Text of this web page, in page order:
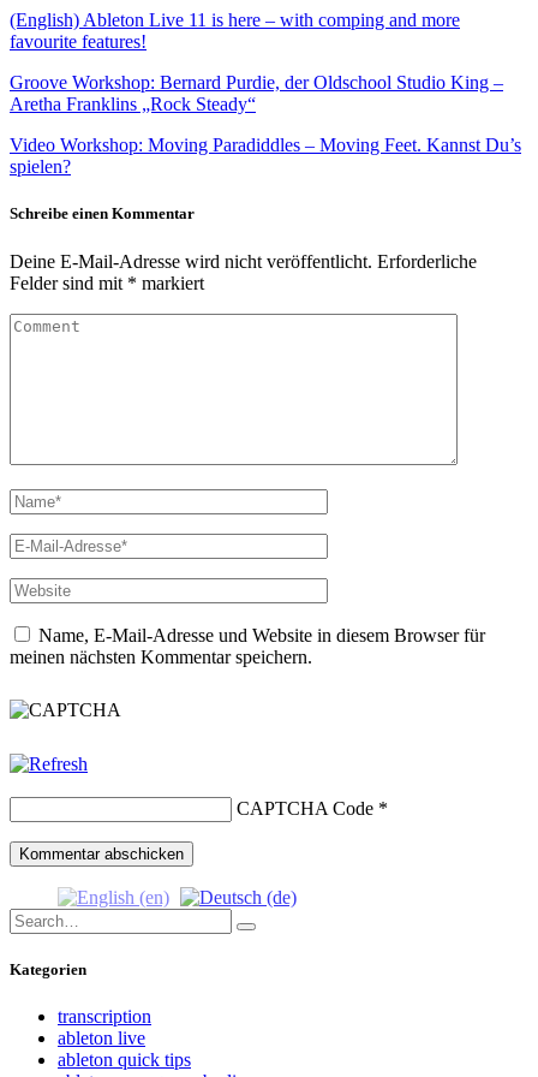
(English) Ableton Live 11 is here – with comping and more
favourite features!
Groove Workshop: Bernard Purdie, der Oldschool Studio King –
Aretha Franklins „Rock Steady“
Video Workshop: Moving Paradiddles – Moving Feet. Kannst Du’s
spielen?
Schreibe einen Kommentar
Deine E-Mail-Adresse wird nicht veröffentlicht. Erforderliche
Felder sind mit * markiert
Name, E-Mail-Adresse und Website in diesem Browser für
meinen nächsten Kommentar speichern.
CAPTCHA Code *
Search
for:
Search
Kategorien
transcription
ableton live
ableton quick tips